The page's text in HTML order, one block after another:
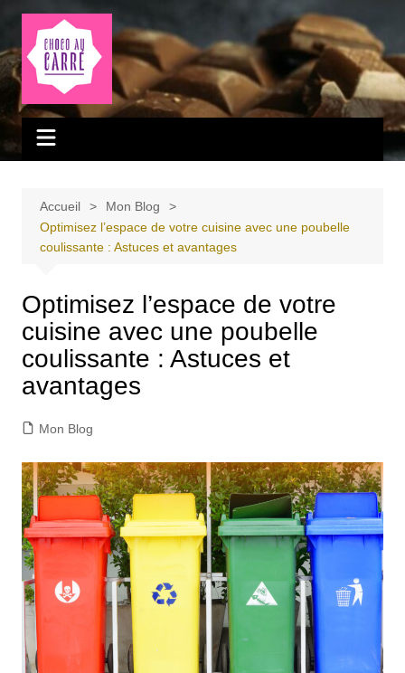
Aller
contenu
Accueil
Mon Blog
Optimisez l’espace de votre cuisine avec une poubelle
coulissante : Astuces et avantages
Optimisez l’espace de votre
cuisine avec une poubelle
coulissante : Astuces et
avantages
Mon Blog